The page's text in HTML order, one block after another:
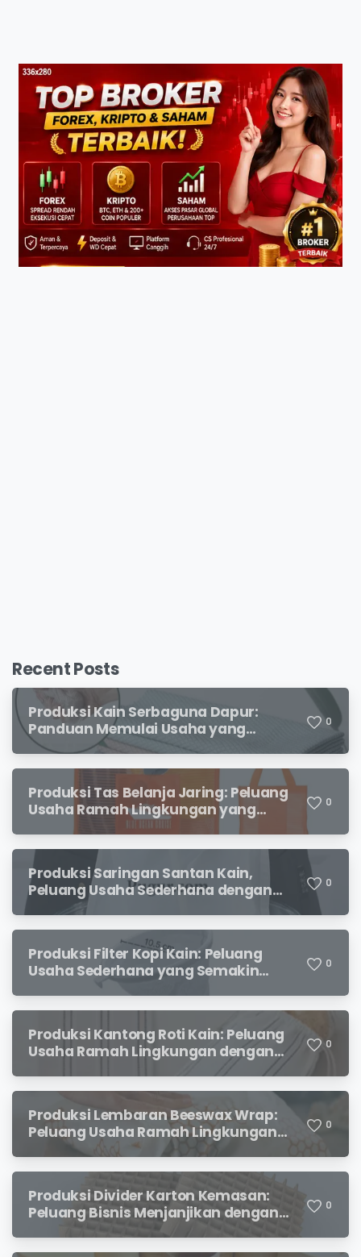
Recent Posts
Produksi Kain Serbaguna Dapur:
Panduan Memulai Usaha yang
Menjanjikan untuk Pebisnis Pemula
0
Produksi Tas Belanja Jaring: Peluang
Usaha Ramah Lingkungan yang
0
Produksi Saringan Santan Kain,
Peluang Usaha Sederhana dengan
Permintaan yang Terus Meningkat
0
Produksi Filter Kopi Kain: Peluang
Usaha Sederhana yang Semakin
Diminati Pecinta Kopi
0
Produksi Kantong Roti Kain: Peluang
Usaha Ramah Lingkungan dengan
0
Produksi Lembaran Beeswax Wrap:
Peluang Usaha Ramah Lingkungan
yang Menjanjikan
0
Produksi Divider Karton Kemasan:
Peluang Bisnis Menjanjikan dengan
Permintaan yang Terus Meningkat
0